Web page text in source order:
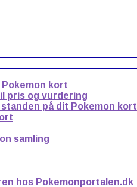
kort
pris og vurdering
på dit Pokemon kort
samling
hos Pokemonportalen.dk